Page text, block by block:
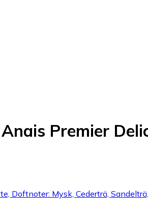
Premier
Doftnoter: Mysk, Cederträ,